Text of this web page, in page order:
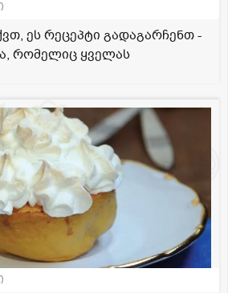
ეს რეცეპტი გადაგარჩენთ -
რომელიც ყველას